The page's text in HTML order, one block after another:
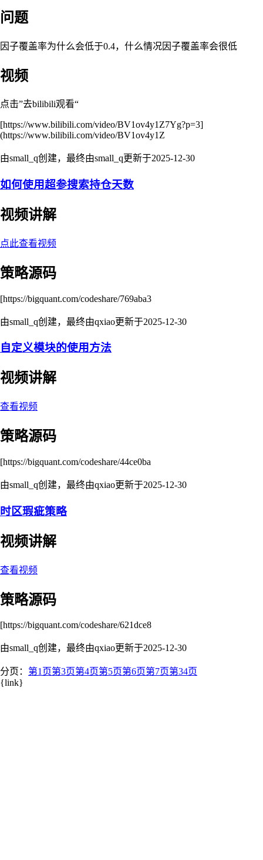
问题
因子覆盖率为什么会低于0.4，什么情况因子覆盖率会很低
视频
点击”去bilibili观看“
[https://www.bilibili.com/video/BV1ov4y1Z7Yg?p=3]
(https://www.bilibili.com/video/BV1ov4y1Z
由small_q创建，最终由small_q更新于2025-12-30
如何使用超参搜索持仓天数
视频讲解
点此查看视频
策略源码
[https://bigquant.com/codeshare/769aba3
由small_q创建，最终由qxiao更新于2025-12-30
自定义模块的使用方法
视频讲解
查看视频
策略源码
[https://bigquant.com/codeshare/44ce0ba
由small_q创建，最终由qxiao更新于2025-12-30
时区瑕疵策略
视频讲解
查看视频
策略源码
[https://bigquant.com/codeshare/621dce8
由small_q创建，最终由qxiao更新于2025-12-30
分页： 第1页第3页第4页第5页第6页第7页第34页
{link}